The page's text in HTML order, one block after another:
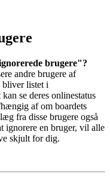
brugere"?
andre brugere af
bliver listet i
se deres onlinestatus
af om boardets
fra disse brugere også
en bruger, vil alle
skjult for dig.